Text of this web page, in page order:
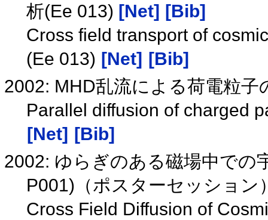
析(Ee 013) [Net] [Bib]
Cross field transport of
(Ee 013) [Net] [Bib]
2002: MHD乱流による荷電粒
Parallel diffusion of charged
[Net] [Bib]
2002: ゆらぎのある磁場中での
P001)（ポスターセッション
Cross Field Diffusion of